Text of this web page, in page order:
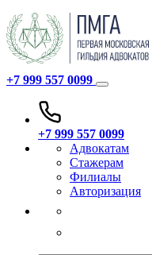
+7 999 557 0099
+7 999 557 0099
Адвокатам
Стажерам
Филиалы
Авторизация